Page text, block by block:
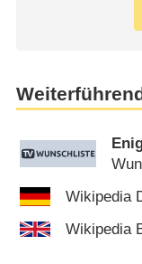
Wikipedia
Wikipedia